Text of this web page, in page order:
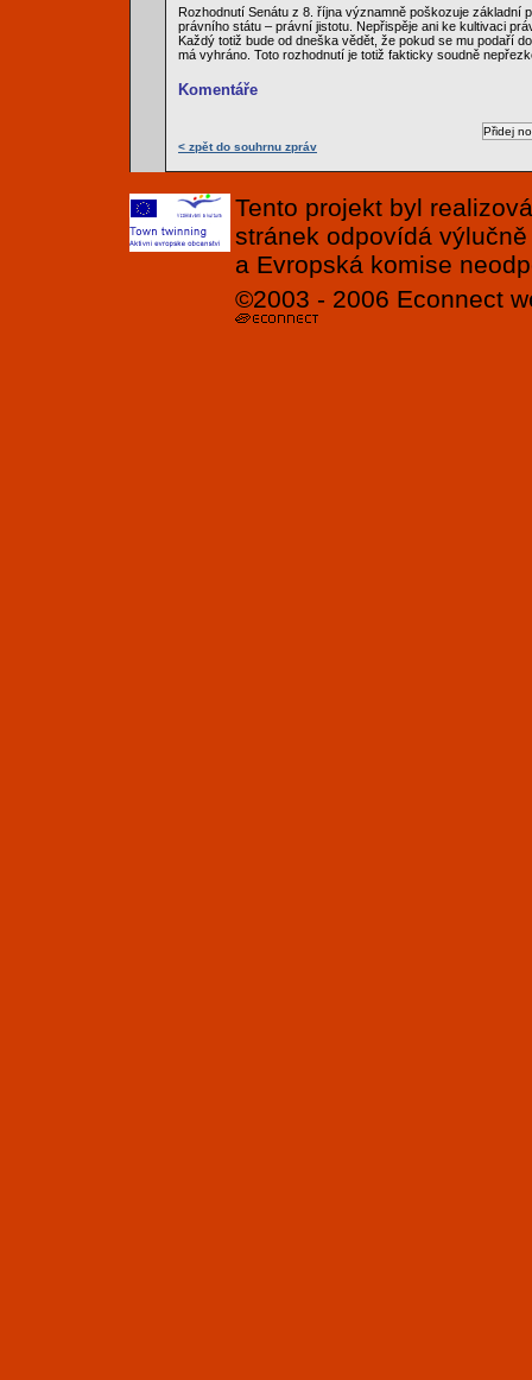
Rozhodnutí Senátu z 8. října významně poškozuje základní
právního státu – právní jistotu. Nepřispěje ani ke kultivaci
Každý totiž bude od dneška vědět, že pokud se mu podaří
má vyhráno. Toto rozhodnutí je totiž fakticky soudně
Komentáře
< zpět do souhrnu zpráv
Tento projekt byl
stránek odpovídá
a Evropská komise
©2003 - 2006 Econnect